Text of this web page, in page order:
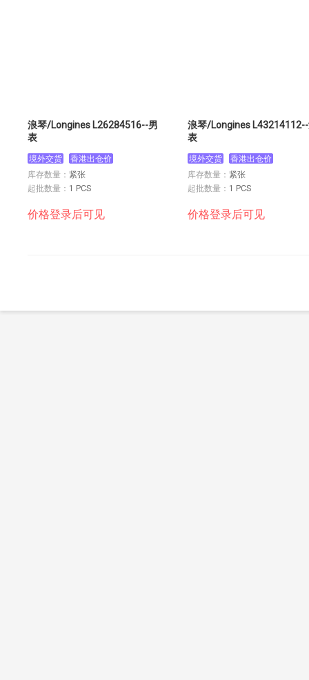
浪琴/Longines L26284516--男
表
境外交货
香港出仓价
库存数量： 紧张
起批数量： 1 PCS
价格登录后可见
浪琴/Longines
表
境外交货
香港出仓价
库存数量： 紧张
起批数量： 1 PCS
价格登录后可见